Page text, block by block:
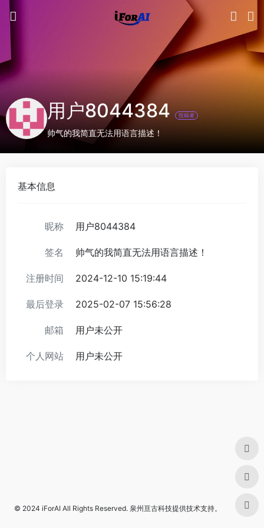
用户8044384 投稿者
帅气的我简直无法用语言描述！
基本信息
昵称 用户8044384
签名 帅气的我简直无法用语言描述！
注册时间 2024-12-10 15:19:44
最后登录 2025-02-07 15:56:28
邮箱 用户未公开
个人网站 用户未公开
© 2024 iForAI All Rights Reserved. 泉州亘古科技提供技术支持。